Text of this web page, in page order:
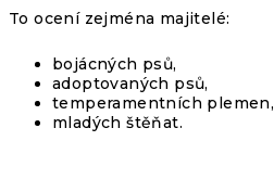
To ocení zejména majitelé:
bojácných psů,
adoptovaných psů,
temperamentních plemen,
mladých štěňat.